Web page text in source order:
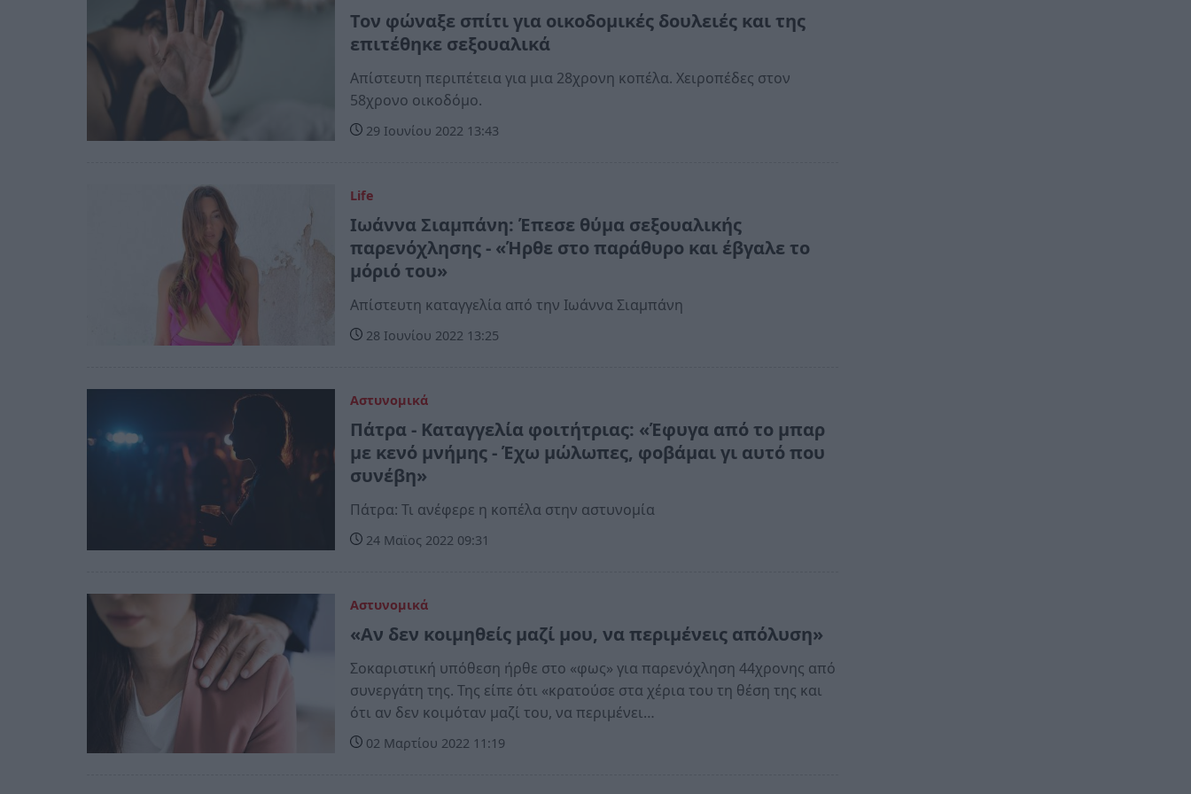
Τον φώναξε σπίτι για οικοδομικές δουλειές και της
επιτέθηκε σεξουαλικά
Απίστευτη περιπέτεια για μια 28χρονη κοπέλα. Χειροπέδες στον
58χρονο οικοδόμο.
29 Ιουνίου 2022 13:43
Life
Ιωάννα Σιαμπάνη: Έπεσε θύμα σεξουαλικής
παρενόχλησης - «Ήρθε στο παράθυρο και έβγαλε το
μόριό του»
Απίστευτη καταγγελία από την Ιωάννα Σιαμπάνη
28 Ιουνίου 2022 13:25
Αστυνομικά
Πάτρα - Καταγγελία φοιτήτριας: «Έφυγα από το μπαρ
με κενό μνήμης - Έχω μώλωπες, φοβάμαι γι αυτό που
συνέβη»
Πάτρα: Τι ανέφερε η κοπέλα στην αστυνομία
24 Μαϊος 2022 09:31
Αστυνομικά
«Αν δεν κοιμηθείς μαζί μου, να περιμένεις απόλυση»
Σοκαριστική υπόθεση ήρθε στο «φως» για παρενόχληση 44χρονης από
συνεργάτη της. Της είπε ότι «κρατούσε στα χέρια του τη θέση της και
ότι αν δεν κοιμόταν μαζί του, να περιμένει…
02 Μαρτίου 2022 11:19